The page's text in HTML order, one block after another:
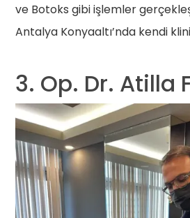
ve Botoks gibi işlemler
Antalya Konyaaltı’nda kendi
3. Op. Dr. Atilla